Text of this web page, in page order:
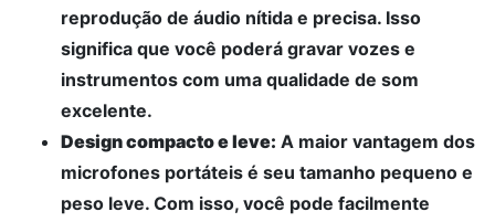
reprodução de áudio nítida e precisa. Isso
significa que você poderá gravar vozes e
instrumentos com uma qualidade de som
excelente.
Design compacto e leve: A maior vantagem dos
microfones portáteis é seu tamanho pequeno e
peso leve. Com isso, você pode facilmente